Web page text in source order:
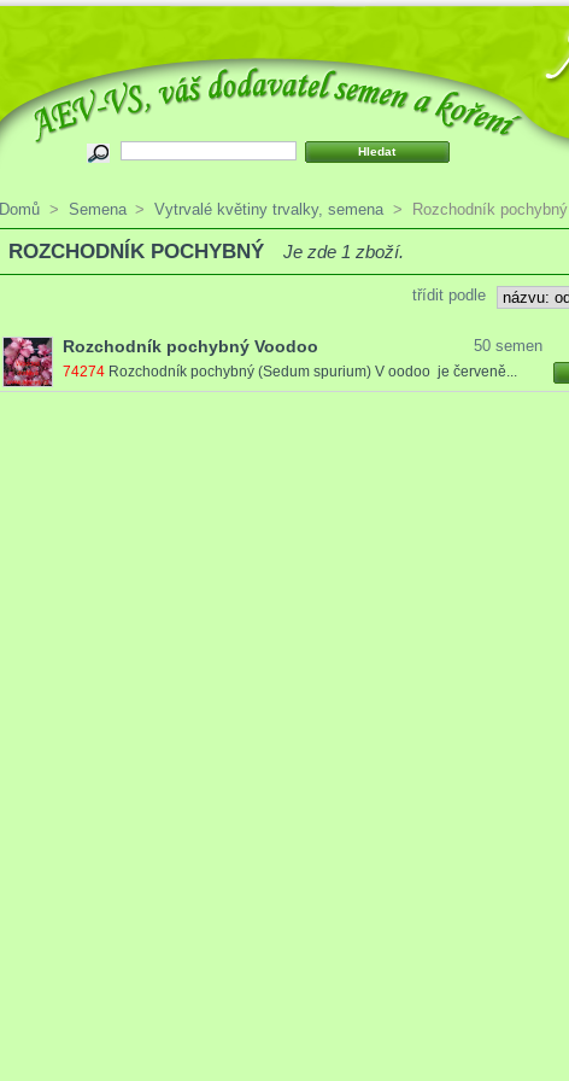
Domů > Semena > Vytrvalé květiny trvalky, semena > Rozchodník pochybný
ROZCHODNÍK POCHYBNÝ Je zde 1 zboží.
třídit podle
Rozchodník pochybný Voodoo 50 semen
74274 Rozchodník pochybný (Sedum spurium) V oodoo je červeně...